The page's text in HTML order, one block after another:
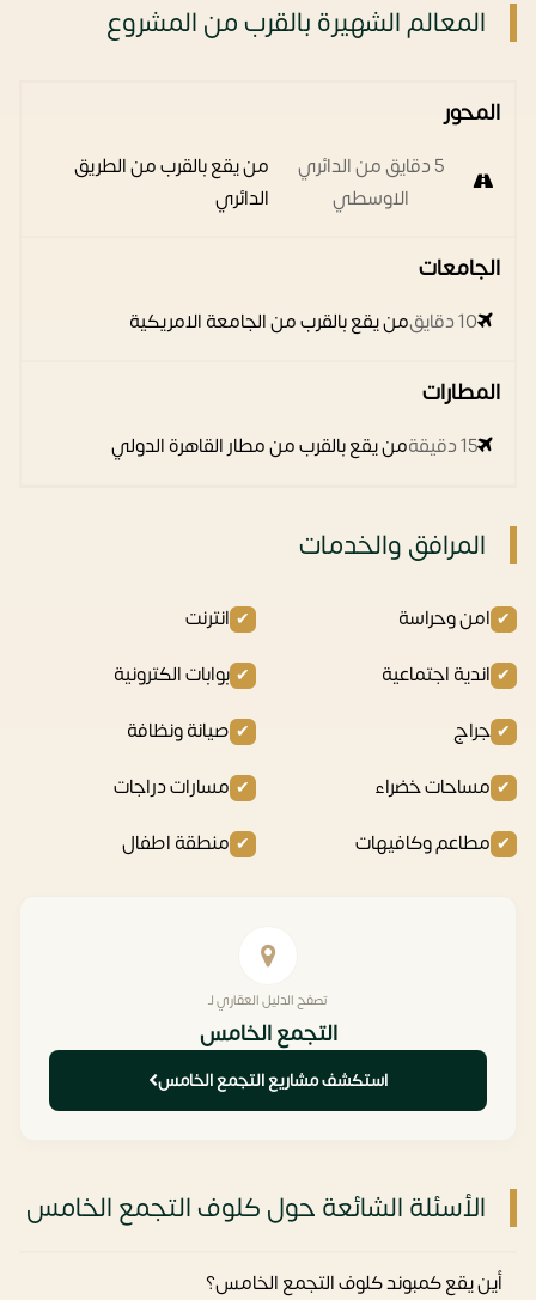
المعالم الشهيرة بالقرب من المشروع
المحور
5 دقايق من الدائري
الاوسطي
من يقع بالقرب من الطريق
الدائري
الجامعات
10 دقايق من يقع بالقرب من الجامعة الامريكية
المطارات
15 دقيقة من يقع بالقرب من مطار القاهرة الدولي
المرافق والخدمات
امن وحراسة
انترنت
اندية اجتماعية
بوابات الكترونية
جراج
صيانة ونظافة
مساحات خضراء
مسارات دراجات
مطاعم وكافيهات
منطقة اطفال
تصفح الدليل العقاري لـ
التجمع الخامس
استكشف مشاريع التجمع الخامس
الأسئلة الشائعة حول كلوف التجمع الخامس
أين يقع كمبوند كلوف التجمع الخامس؟